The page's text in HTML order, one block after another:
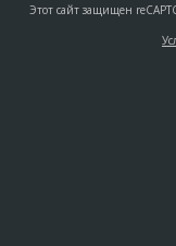
Этот сайт защищен